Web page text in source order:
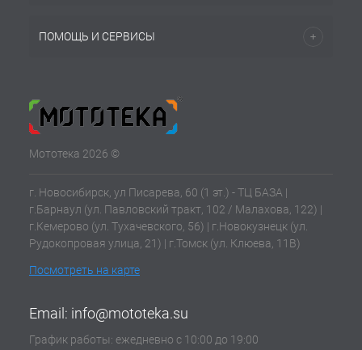
ПОМОЩЬ И СЕРВИСЫ
Мототека 2026 ©
г. Новосибирск, ул Писарева, 60 (1 эт.) - ТЦ БАЗА |
г.Барнаул (ул. Павловский тракт, 102 / Малахова, 122) |
г.Кемерово (ул. Тухачевского, 56) | г.Новокузнецк (ул.
Рудокопровая улица, 21) | г.Томск (ул. Клюева, 11В)
Посмотреть на карте
Email: info@mototeka.su
График работы: ежедневно с 10:00 до 19:00